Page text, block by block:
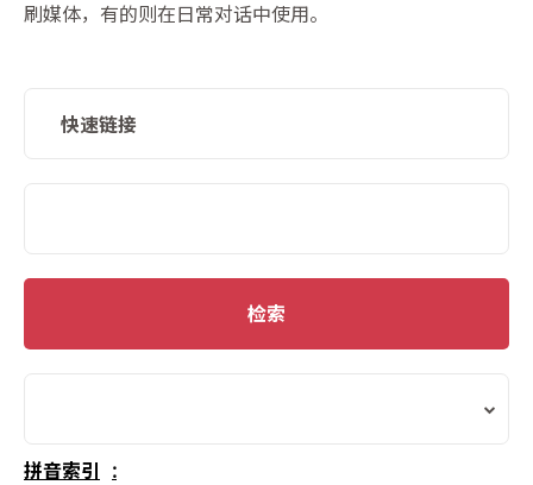
刷媒体，有的则在日常对话中使用。
快速链接
检索
拼音索引